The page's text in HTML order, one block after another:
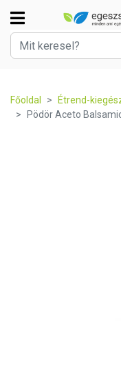
Főoldal Étrend-
Pödör Aceto